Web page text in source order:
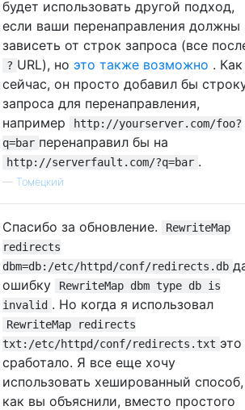
будет использовать другой подход,
если ваши перенаправления должны
зависеть от строк запроса (все
? URL), но это также возможно . Как
сейчас, он просто добавил бы
запроса для перенаправления,
например
http://yourserver.com/foo?
q=bar перенаправил бы на
http://serverfault.com/?q=bar .
— Томецкий
Спасибо за обновление.
RewriteMap
redirects
dbm=db:/etc/httpd/conf/redirects.db
ошибку
RewriteMap dbm type db is
invalid . Но когда я использовал
RewriteMap redirects
txt:/etc/httpd/conf/redirects.txt это
сработало. Я все еще хочу
использовать хешированный способ,
как вы объяснили, вместо простого